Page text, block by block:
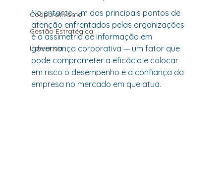
Cooperativismo
Gestão Estratégica
Liderança
No entanto, um dos principais pontos de
atenção enfrentados pelas organizações
é a assimetria de informação em
governança corporativa — um fator que
pode comprometer a eficácia e colocar
em risco o desempenho e a confiança da
empresa no mercado em que atua.